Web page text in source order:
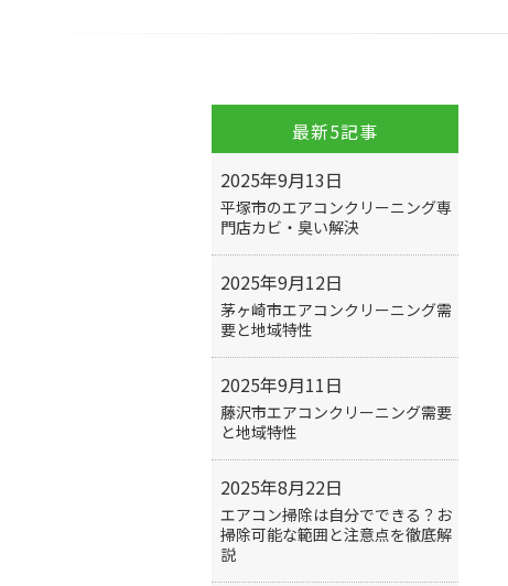
最新5記事
平塚市のエアコンクリーニング専
門店カビ・臭い解決
2025年9月13日
茅ヶ崎市エアコンクリーニング需
要と地域特性
2025年9月12日
藤沢市エアコンクリーニング需要
と地域特性
2025年9月11日
エアコン掃除は自分でできる？お
掃除可能な範囲と注意点を徹底解
説
2025年8月22日